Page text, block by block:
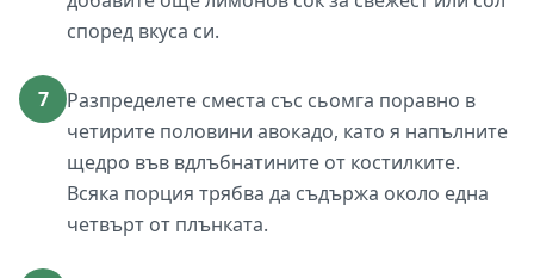
според вкуса си.
7
Разпределете сместа със сьомга поравно в
четирите половини авокадо, като я напълните
щедро във вдлъбнатините от костилките.
Всяка порция трябва да съдържа около една
четвърт от плънката.